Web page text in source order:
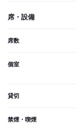
席・設備
席数
個室
貸切
禁煙・喫煙